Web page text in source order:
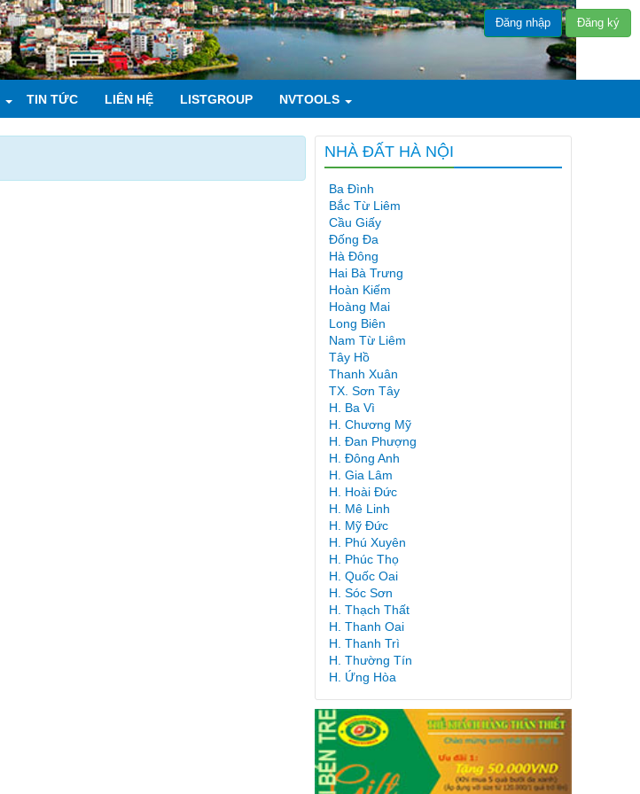
Đăng nhập Đăng ký
TIN TỨC LIÊN HỆ LISTGROUP NVTOOLS
NHÀ ĐẤT HÀ NỘI
Ba Đình
Bắc Từ Liêm
Cầu Giấy
Đống Đa
Hà Đông
Hai Bà Trưng
Hoàn Kiếm
Hoàng Mai
Long Biên
Nam Từ Liêm
Tây Hồ
Thanh Xuân
TX. Sơn Tây
H. Ba Vì
H. Chương Mỹ
H. Đan Phượng
H. Đông Anh
H. Gia Lâm
H. Hoài Đức
H. Mê Linh
H. Mỹ Đức
H. Phú Xuyên
H. Phúc Thọ
H. Quốc Oai
H. Sóc Sơn
H. Thạch Thất
H. Thanh Oai
H. Thanh Trì
H. Thường Tín
H. Ứng Hòa